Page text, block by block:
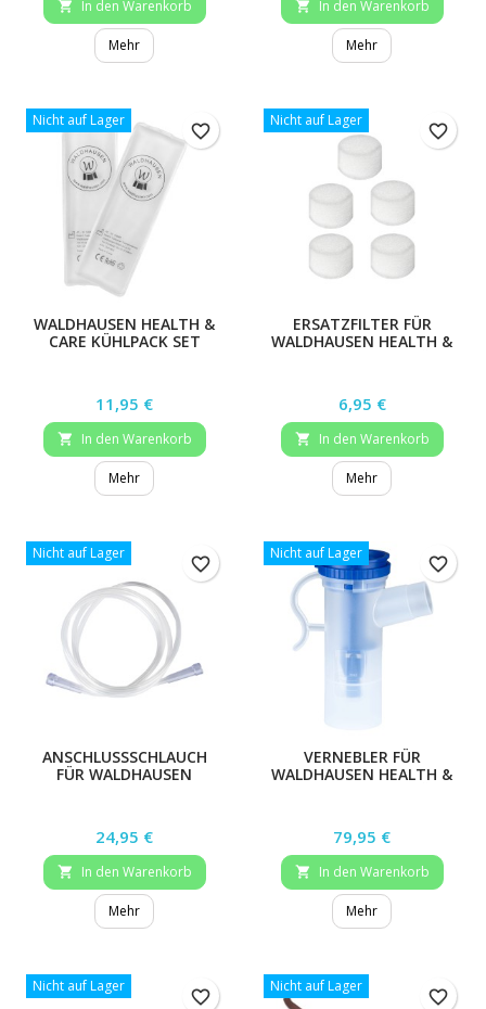
 In den Warenkorb
Mehr
 In den Warenkorb
Mehr
Nicht auf Lager
WALDHAUSEN HEALTH &
CARE KÜHLPACK SET
Preis
11,95 €
 In den Warenkorb
Mehr
favorite_border
Nicht auf Lager
ERSATZFILTER FÜR
WALDHAUSEN HEALTH &
Preis
6,95 €
 In den Warenkorb
Mehr
favorite_border
Nicht auf Lager
ANSCHLUSSSCHLAUCH
FÜR WALDHAUSEN
Preis
24,95 €
 In den Warenkorb
Mehr
favorite_border
Nicht auf Lager
VERNEBLER FÜR
WALDHAUSEN HEALTH &
Preis
79,95 €
 In den Warenkorb
Mehr
favorite_border
Nicht auf Lager
favorite_border
Nicht auf Lager
favorite_border